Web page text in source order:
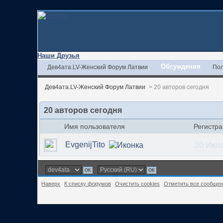
Наши Друзья
Дев4ата.LV-Женский Форум Латвии Обсуждения
Дев4ата.LV-Женский Форум Латвии > 20 авторов сегодня
20 авторов сегодня
Имя пользователя
EvgenijTito 30
Наверх К списку форумов Очистить cookies Отметить все